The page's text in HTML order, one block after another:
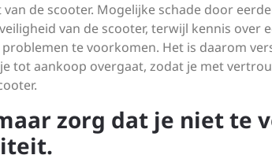
de scooter. Mogelijke schade door
van de scooter, terwijl kennis over
te voorkomen. Het is daarom
tot aankoop overgaat, zodat je met
zorg dat je niet te